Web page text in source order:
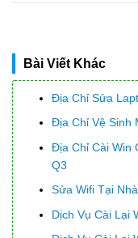
Bài Viết Khác
Địa Chỉ Sửa
Địa Chỉ Vệ Sinh
Địa Chỉ Cài Win
Q3
Sửa Wifi Tại
Dịch Vụ Cài Lại